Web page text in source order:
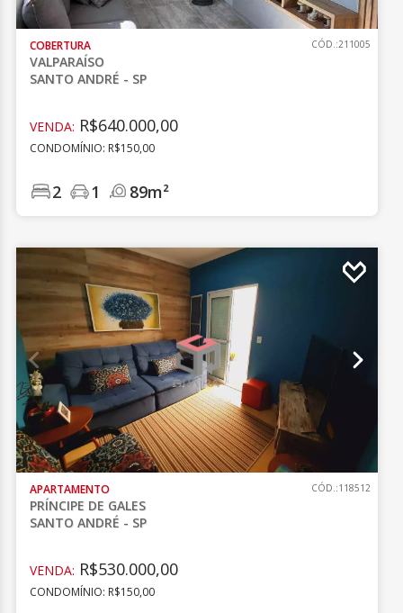
COBERTURA
VALPARAÍSO
SANTO ANDRÉ - SP
CÓD.:211005
VENDA: R$640.000,00
CONDOMÍNIO: R$150,00
2 1 89m²
APARTAMENTO
PRÍNCIPE DE GALES
SANTO ANDRÉ - SP
CÓD.:118512
VENDA: R$530.000,00
CONDOMÍNIO: R$150,00